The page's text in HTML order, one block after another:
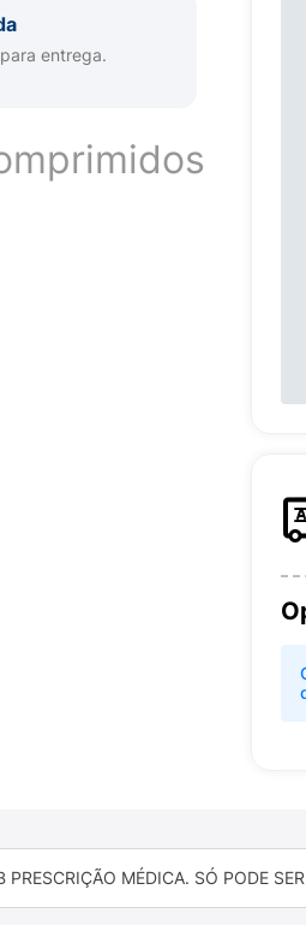
entrega.
PRESCRIÇÃO MÉDICA. SÓ PODE